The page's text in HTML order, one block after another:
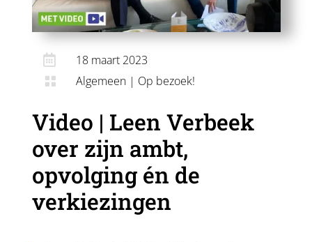
 18 maart 2023
 Algemeen | Op bezoek!
Video | Leen Verbeek
over zijn ambt,
opvolging én de
verkiezingen